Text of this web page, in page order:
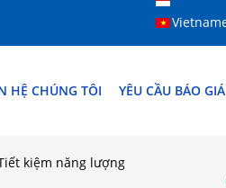
HỆ CHÚNG TÔI YÊU CẦU BÁO GIÁ
kiệm năng lượng